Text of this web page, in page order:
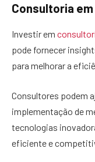
Consultoria
Investir em
pode fornecer
para melhorar a
Consultores podem
implementação de
tecnologias
eficiente e